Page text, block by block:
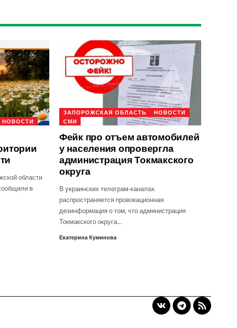
НОВОСТИ
области
в
ЗАПОРОЖСКАЯ ОБЛАСТЬ
НОВОСТИ
СМИ
Фейк про отъем автомобилей
у населения опровергла
администрация Токмакского
округа
В украинских телеграм-каналах
распространяется провокационная
дезинформация о том, что администрация
Токмакского округа…
Екатерина Куминова